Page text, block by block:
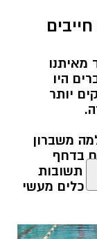
היו
יותר
משברון
בדחף
תשובות
כלים מעשי
ולהמשיך